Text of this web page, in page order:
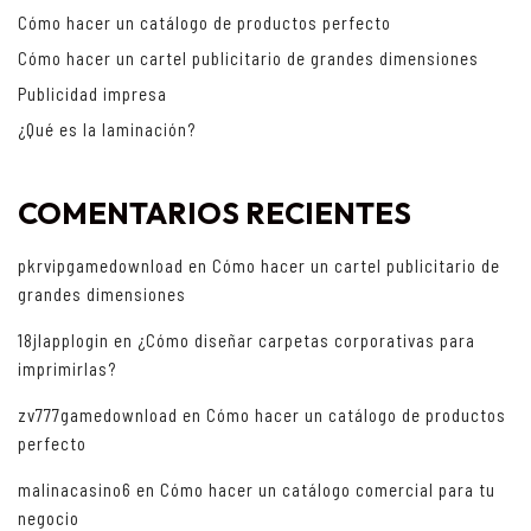
Cómo hacer un catálogo de productos perfecto
Cómo hacer un cartel publicitario de grandes dimensiones
Publicidad impresa
¿Qué es la laminación?
COMENTARIOS RECIENTES
pkrvipgamedownload en Cómo hacer un cartel publicitario de
grandes dimensiones
18jlapplogin en ¿Cómo diseñar carpetas corporativas para
imprimirlas?
zv777gamedownload en Cómo hacer un catálogo de productos
perfecto
malinacasino6 en Cómo hacer un catálogo comercial para tu
negocio